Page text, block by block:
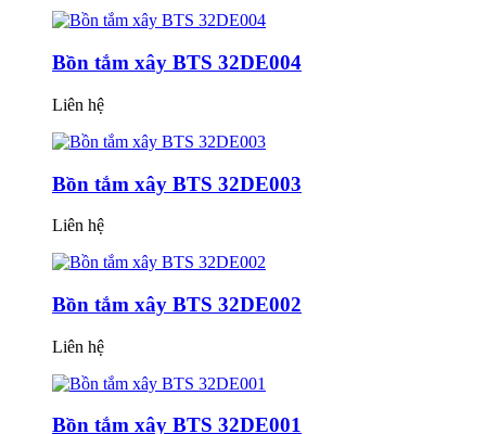
Bồn tắm xây BTS 32DE004
Liên hệ
Bồn tắm xây BTS 32DE003
Liên hệ
Bồn tắm xây BTS 32DE002
Liên hệ
Bồn tắm xây BTS 32DE001